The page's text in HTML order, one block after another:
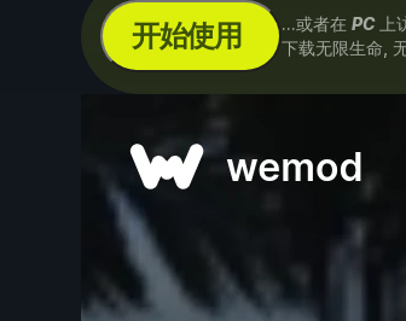
开始使用 ...或者在 PC上
下载无限生命,